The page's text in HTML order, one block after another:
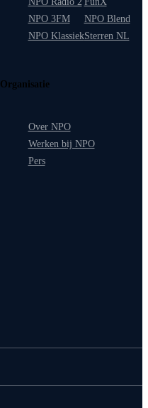
NPO 3FM
NPO Klassiek
NPO Blend
Sterren NL
Organisatie
Over NPO
Werken bij NPO
Pers